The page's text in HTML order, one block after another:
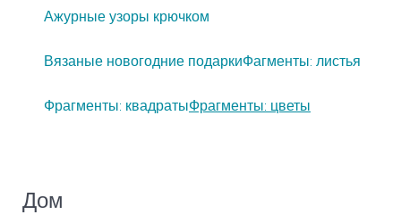
Ажурные узоры крючком
Вязаные новогодние подаркиФагменты: листья
Фрагменты: квадратыФрагменты: цветы
Дом